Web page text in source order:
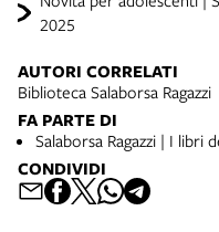
2025
AUTORI CORRELATI
Biblioteca Salaborsa Ragazzi
FA PARTE DI
Salaborsa Ragazzi | I libri
CONDIVIDI